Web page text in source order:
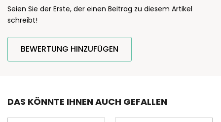
Seien Sie der Erste, der einen Beitrag zu diesem Artikel
schreibt!
BEWERTUNG HINZUFÜGEN
DAS KÖNNTE IHNEN AUCH GEFALLEN